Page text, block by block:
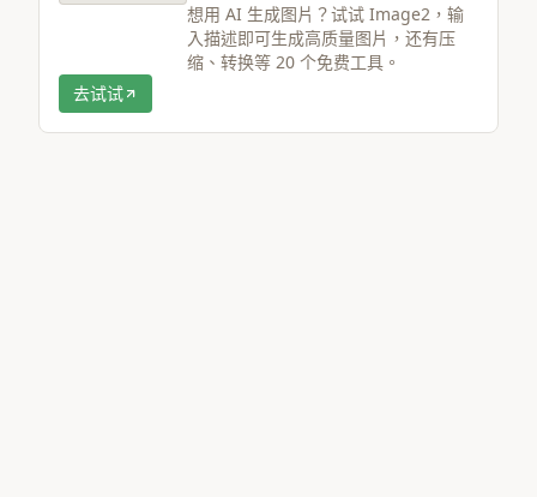
想用 AI 生成图片？试试 Image2，输
入描述即可生成高质量图片，还有压
缩、转换等 20 个免费工具。
去试试